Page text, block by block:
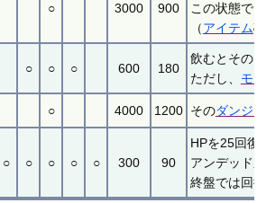
○ 3000 900
この状態
（アイテム
○ ○ ○ 600 180
飲むとその
ただし、 モ
○ 4000 1200 そのダンジ
○ ○ ○ ○ ○ 300 90
HPを25回
アンデッ
終盤では回